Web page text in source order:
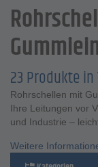
23 Produkte
Rohrschellen mit
Ihre Leitungen vor
und Industrie –
Weitere